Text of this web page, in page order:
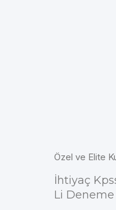
Özel ve Elite
İhtiyaç
Li Deneme